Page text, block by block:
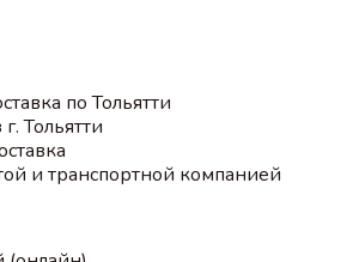
по Тольятти
Тольятти
и транспортной компанией